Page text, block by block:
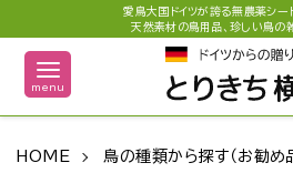
愛鳥大国ドイツが誇る無農薬シード
天然素材の鳥用品、珍しい鳥の
menu
HOME 鳥の種類から探す（お勧め